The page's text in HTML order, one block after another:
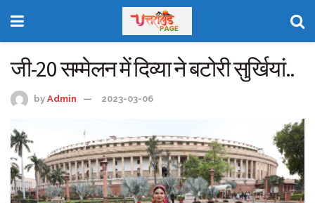
जी-20 सम्मेलन में दिव्या ने बटोरी सुर्खियां..
by Admin 2023-03-06